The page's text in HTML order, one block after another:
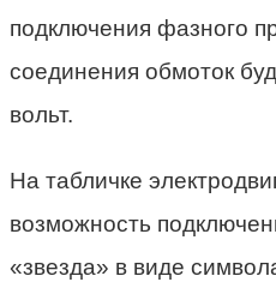
подключения фазного
соединения обмоток
вольт.
На табличке
возможность
«звезда» в виде